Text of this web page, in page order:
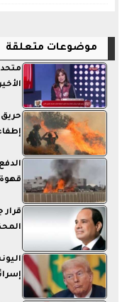
موضوعات متعلقة
قهوة